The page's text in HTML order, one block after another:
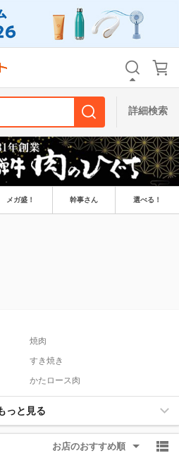
詳細検索
メガ盛！ 幹事さん 選べる！
焼肉
すき焼き
かたロース肉
っと見る
お店のおすすめ順
タイムセール
リセット
タイムセール